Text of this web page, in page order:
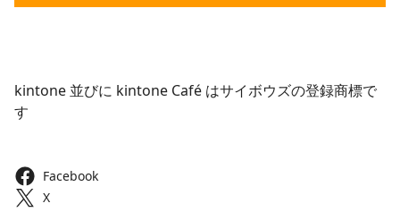
kintone 並びに kintone Café はサイボウズの登録商標で
す
Facebook
X